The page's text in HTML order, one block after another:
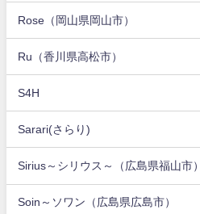
Rose（岡山県岡山市）
Ru（香川県高松市）
S4H
Sarari(さらり)
Sirius～シリウス～（広島県福山市）
Soin～ソワン（広島県広島市）